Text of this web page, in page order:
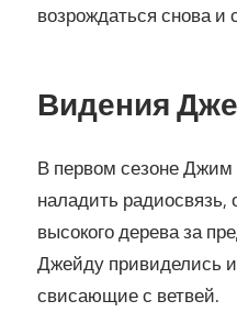
возрождаться снова и
Видения
В первом сезоне
наладить радиосвязь,
высокого дерева за
Джейду привиделись
свисающие с ветвей.